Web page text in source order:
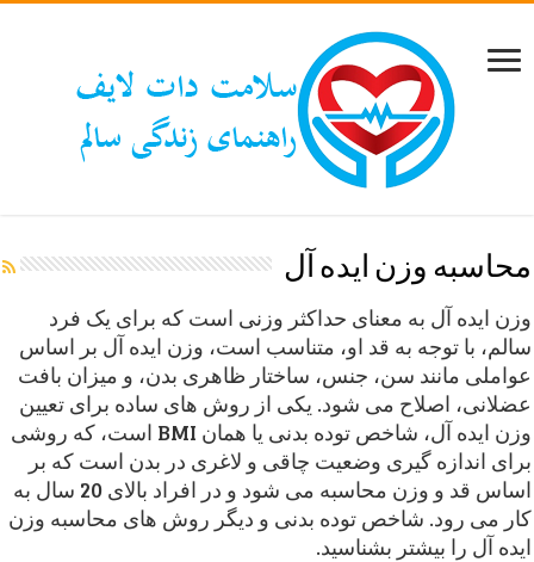
محاسبه وزن ایده آل
وزن ایده آل به معنای حداکثر وزنی است که برای یک فرد
سالم، با توجه به قد او، متناسب است، وزن ایده آل بر اساس
عواملی مانند سن، جنس، ساختار ظاهری بدن، و میزان بافت
عضلانی، اصلاح می شود. یکی از روش های ساده برای تعیین
وزن ایده آل، شاخص توده بدنی یا همان BMI است، که روشی
برای اندازه گیری وضعیت چاقی و لاغری در بدن است که بر
اساس قد و وزن محاسبه می شود و در افراد بالای 20 سال به
کار می رود. شاخص توده بدنی و دیگر روش های محاسبه وزن
ایده آل را بیشتر بشناسید.